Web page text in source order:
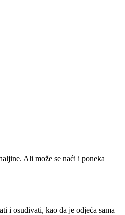
Ali može se naći i poneka
i osuđivati, kao da je odjeća sama